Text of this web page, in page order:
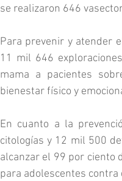
se realizaron 646
Para prevenir y atender
11 mil 646
mama a pacientes
bienestar físico y
En cuanto a la
citologías y 12 mil 500
alcanzar el 99 por ciento
para adolescentes contra